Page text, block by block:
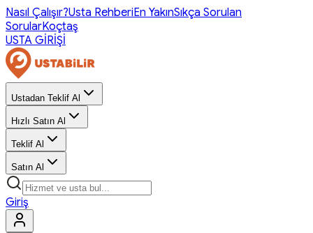
Nasıl Çalışır?Usta RehberiEn YakınSıkça Sorulan
SorularKoçtaş
USTA GİRİŞİ
Ustadan Teklif Al
Hızlı Satın Al
Teklif Al
Satın Al
Giriş